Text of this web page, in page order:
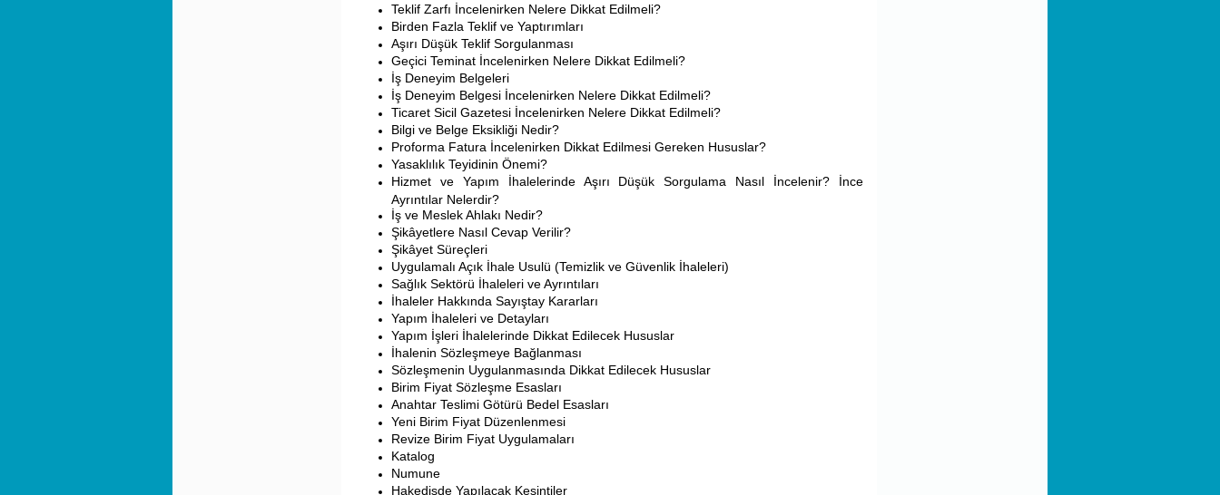
Teklif Zarfı İncelenirken Nelere Dikkat Edilmeli?
Birden Fazla Teklif ve Yaptırımları
Aşırı Düşük Teklif Sorgulanması
Geçici Teminat İncelenirken Nelere Dikkat Edilmeli?
İş Deneyim Belgeleri
İş Deneyim Belgesi İncelenirken Nelere Dikkat Edilmeli?
Ticaret Sicil Gazetesi İncelenirken Nelere Dikkat Edilmeli?
Bilgi ve Belge Eksikliği Nedir?
Proforma Fatura İncelenirken Dikkat Edilmesi Gereken Hususlar?
Yasaklılık Teyidinin Önemi?
Hizmet ve Yapım İhalelerinde Aşırı Düşük Sorgulama Nasıl İncelenir? İnce
Ayrıntılar Nelerdir?
İş ve Meslek Ahlakı Nedir?
Şikâyetlere Nasıl Cevap Verilir?
Şikâyet Süreçleri
Uygulamalı Açık İhale Usulü (Temizlik ve Güvenlik İhaleleri)
Sağlık Sektörü İhaleleri ve Ayrıntıları
İhaleler Hakkında Sayıştay Kararları
Yapım İhaleleri ve Detayları
Yapım İşleri İhalelerinde Dikkat Edilecek Hususlar
İhalenin Sözleşmeye Bağlanması
Sözleşmenin Uygulanmasında Dikkat Edilecek Hususlar
Birim Fiyat Sözleşme Esasları
Anahtar Teslimi Götürü Bedel Esasları
Yeni Birim Fiyat Düzenlenmesi
Revize Birim Fiyat Uygulamaları
Katalog
Numune
Hakedişde Yapılacak Kesintiler